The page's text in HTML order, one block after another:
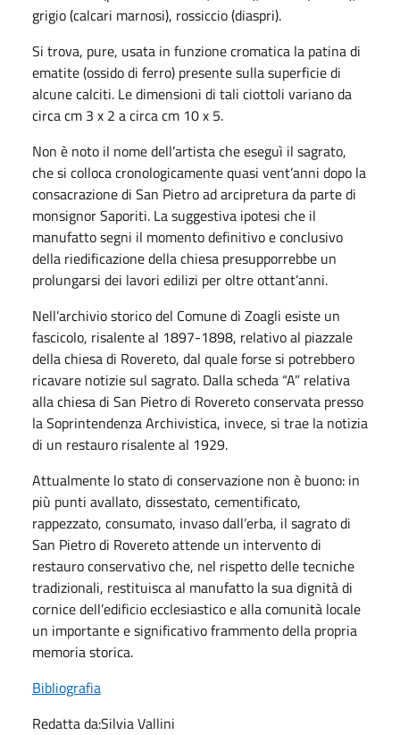
grigio (calcari marnosi), rossiccio (diaspri).
Si trova, pure, usata in funzione cromatica la patina di
ematite (ossido di ferro) presente sulla superficie di
alcune calciti. Le dimensioni di tali ciottoli variano da
circa cm 3 x 2 a circa cm 10 x 5.
Non è noto il nome dell’artista che eseguì il sagrato,
che si colloca cronologicamente quasi vent’anni dopo la
consacrazione di San Pietro ad arcipretura da parte di
monsignor Saporiti. La suggestiva ipotesi che il
manufatto segni il momento definitivo e conclusivo
della riedificazione della chiesa presupporrebbe un
prolungarsi dei lavori edilizi per oltre ottant’anni.
Nell’archivio storico del Comune di Zoagli esiste un
fascicolo, risalente al 1897-1898, relativo al piazzale
della chiesa di Rovereto, dal quale forse si potrebbero
ricavare notizie sul sagrato. Dalla scheda “A” relativa
alla chiesa di San Pietro di Rovereto conservata presso
la Soprintendenza Archivistica, invece, si trae la notizia
di un restauro risalente al 1929.
Attualmente lo stato di conservazione non è buono: in
più punti avallato, dissestato, cementificato,
rappezzato, consumato, invaso dall’erba, il sagrato di
San Pietro di Rovereto attende un intervento di
restauro conservativo che, nel rispetto delle tecniche
tradizionali, restituisca al manufatto la sua dignità di
cornice dell’edificio ecclesiastico e alla comunità locale
un importante e significativo frammento della propria
memoria storica.
Bibliografia
Redatta da:Silvia Vallini